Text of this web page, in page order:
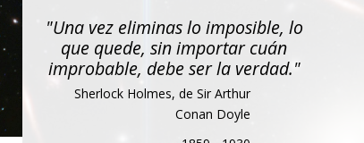
"Una vez eliminas lo imposible, lo
que quede, sin importar cuán
improbable, debe ser la verdad."
Sherlock Holmes, de Sir Arthur
Conan Doyle